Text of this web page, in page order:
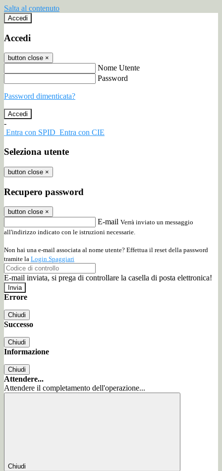
Salta al contenuto
Accedi
Accedi
button close ×
Nome Utente
Password
Password dimenticata?
-
Entra con SPID Entra con CIE
Seleziona utente
button close ×
Recupero password
button close ×
E-mail Verrà inviato un messaggio
all'indirizzo indicato con le istruzioni necessarie.
Non hai una e-mail associata al nome utente? Effettua il reset della password
tramite la Login Spaggiari
E-mail inviata, si prega di controllare la casella di posta elettronica!
Errore
Chiudi
Successo
Chiudi
Informazione
Chiudi
Attendere...
Attendere il completamento dell'operazione...
Chiudi